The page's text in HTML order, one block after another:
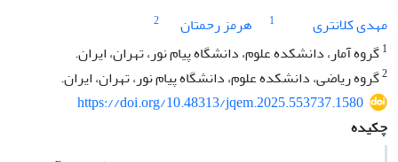
مهدی کلانتری
1 هرمز رحمتان
2
1گروه آمار، دانشکده علوم، دانشگاه پیام نور، تهران، ایران.
2گروه ریاضی، دانشکده علوم، دانشگاه پیام نور، تهران، ایران.
https://doi.org/10.48313/jqem.2025.553737.1580
چکیده